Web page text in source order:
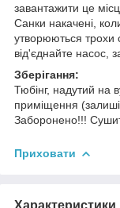
завантажити це
Санки накачені,
утворюються трохи
від'єднайте насос,
Зберігання:
Тюбінг, надутий на
приміщення
Заборонено!!!
Приховати
Характеристики